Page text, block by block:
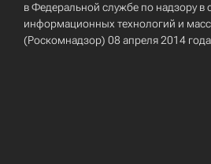
в Федеральной службе по надзору в
информационных технологий и
(Роскомнадзор) 08 апреля 2014